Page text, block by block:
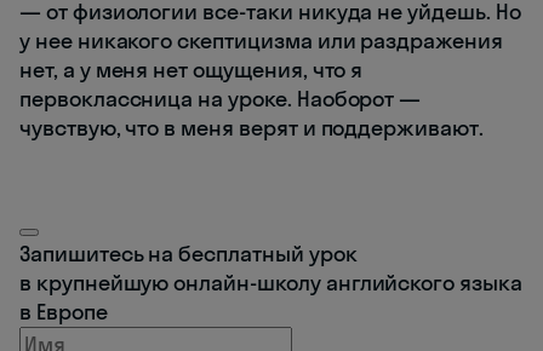
— от физиологии все-таки никуда не уйдешь. Но
у нее никакого скептицизма или раздражения
нет, а у меня нет ощущения, что я
первоклассница на уроке. Наоборот —
чувствую, что в меня верят и поддерживают.
Запишитесь на бесплатный урок
в крупнейшую онлайн-школу английского языка
в Европе